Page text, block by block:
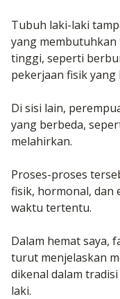
Tubuh laki-laki
yang membutuhkan
tinggi, seperti
pekerjaan fisik yang
Di sisi lain,
yang berbeda,
melahirkan.
Proses-proses
fisik, hormonal, dan
waktu tertentu.
Dalam hemat saya,
turut menjelaskan
dikenal dalam
laki.